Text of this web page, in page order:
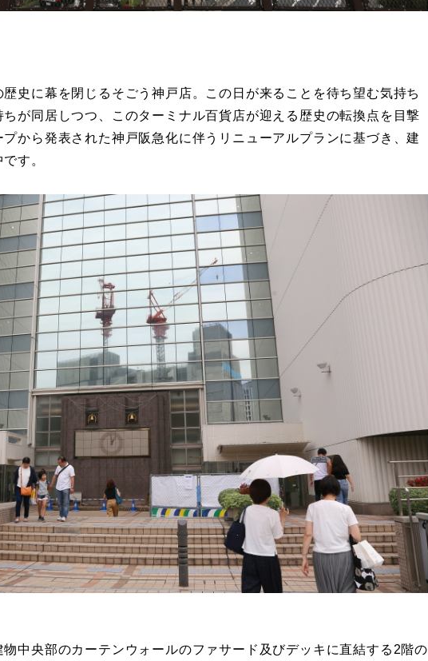
史に幕を閉じるそごう神戸店。この日が来ることを待ち望む気持ち
が同居しつつ、このターミナル百貨店が迎える歴史の転換点を目撃
から発表された神戸阪急化に伴うリニューアルプランに基づき、建
す。
中央部のカーテンウォールのファサード及びデッキに直結する2階の